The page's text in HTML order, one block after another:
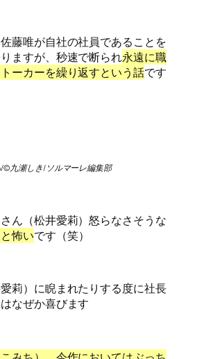
藤唯が自社の社員であることを
ますが、秒速で断られ永遠に職
ーカーを繰り返すという話です
九瀬しき/ソルマーレ編集部
ん（松井愛莉）怒らなさそうな
怖いです（笑）
莉）に睨まれたりする度に社長
なぜか喜びます